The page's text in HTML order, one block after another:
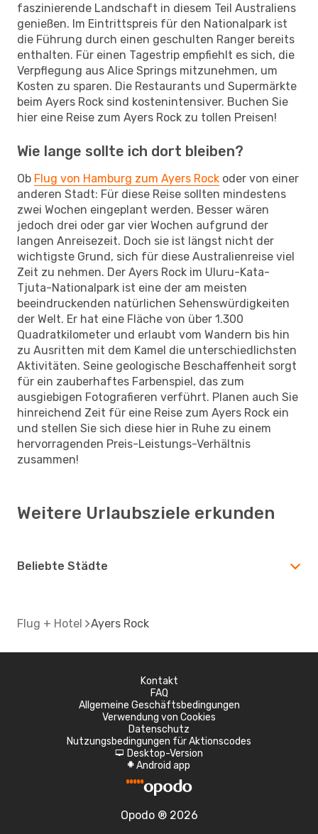
faszinierende Landschaft in diesem Teil Australiens
genießen. Im Eintrittspreis für den Nationalpark ist
die Führung durch einen geschulten Ranger bereits
enthalten. Für einen Tagestrip empfiehlt es sich, die
Verpflegung aus Alice Springs mitzunehmen, um
Kosten zu sparen. Die Restaurants und Supermärkte
beim Ayers Rock sind kostenintensiver. Buchen Sie
hier eine Reise zum Ayers Rock zu tollen Preisen!
Wie lange sollte ich dort bleiben?
Ob Flug von Hamburg zum Ayers Rock oder von einer
anderen Stadt: Für diese Reise sollten mindestens
zwei Wochen eingeplant werden. Besser wären
jedoch drei oder gar vier Wochen aufgrund der
langen Anreisezeit. Doch sie ist längst nicht der
wichtigste Grund, sich für diese Australienreise viel
Zeit zu nehmen. Der Ayers Rock im Uluru-Kata-
Tjuta-Nationalpark ist eine der am meisten
beeindruckenden natürlichen Sehenswürdigkeiten
der Welt. Er hat eine Fläche von über 1.300
Quadratkilometer und erlaubt vom Wandern bis hin
zu Ausritten mit dem Kamel die unterschiedlichsten
Aktivitäten. Seine geologische Beschaffenheit sorgt
für ein zauberhaftes Farbenspiel, das zum
ausgiebigen Fotografieren verführt. Planen auch Sie
hinreichend Zeit für eine Reise zum Ayers Rock ein
und stellen Sie sich diese hier in Ruhe zu einem
hervorragenden Preis-Leistungs-Verhältnis
zusammen!
Weitere Urlaubsziele erkunden
Beliebte Städte
Flug + Hotel Ayers Rock
Kontakt
FAQ
Allgemeine Geschäftsbedingungen
Verwendung von Cookies
Datenschutz
Nutzungsbedingungen für Aktionscodes
d Desktop-Version
A Android app
Opodo ® 2026